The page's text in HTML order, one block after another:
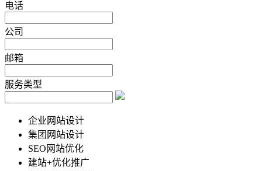
电话
公司
邮箱
服务类型
企业网站设计
集团网站设计
SEO网站优化
建站+优化推广